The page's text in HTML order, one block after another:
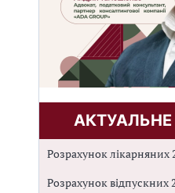
АКТУАЛЬНЕ
Розрахунок лікарняних
Розрахунок відпускних